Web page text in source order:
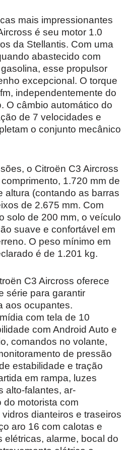
mais impressionantes
é seu motor 1.0
da Stellantis. Com uma
abastecido com
esse propulsor
excepcional. O torque
independentemente do
O câmbio automático do
de 7 velocidades e
o conjunto mecânico
o Citroën C3 Aircross
1.720 mm de
altura (contando as barras
de 2.675 mm. Com
solo de 200 mm, o veículo
suave e confortável em
O peso mínimo em
é de 1.201 kg.
C3 Aircross oferece
série para garantir
aos ocupantes.
com tela de 10
com Android Auto e
comandos no volante,
de pressão
estabilidade e tração
em rampa, luzes
alto-falantes, ar-
motorista com
dianteiros e traseiros
aro 16 com calotas e
elétricas, alarme, bocal do